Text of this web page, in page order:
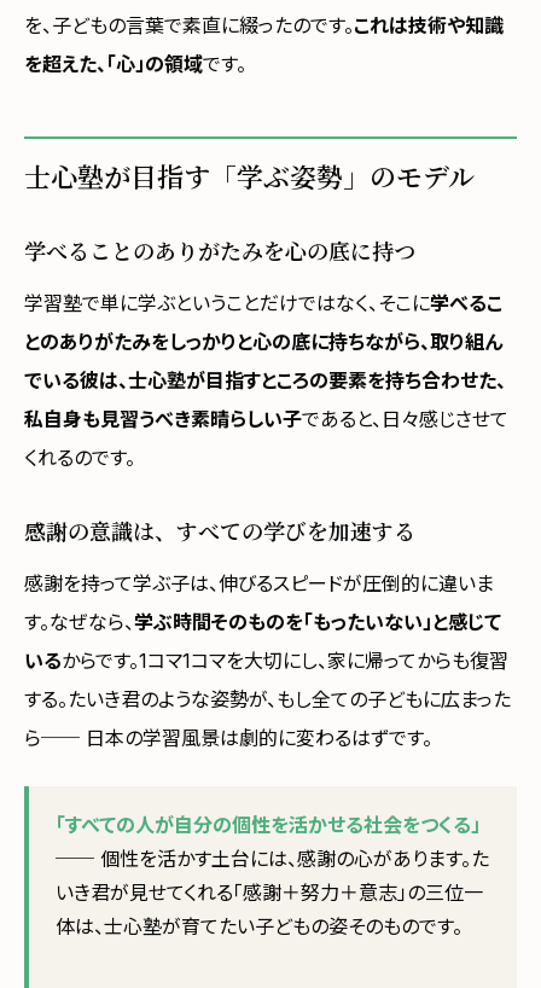
を、子どもの言葉で素直に綴ったのです。これは技術や知識
を超えた、「心」の領域です。
士心塾が目指す「学ぶ姿勢」のモデル
学べることのありがたみを心の底に持つ
学習塾で単に学ぶということだけではなく、そこに学べるこ
とのありがたみをしっかりと心の底に持ちながら、取り組ん
でいる彼は、士心塾が目指すところの要素を持ち合わせた、
私自身も見習うべき素晴らしい子であると、日々感じさせて
くれるのです。
感謝の意識は、すべての学びを加速する
感謝を持って学ぶ子は、伸びるスピードが圧倒的に違いま
す。なぜなら、学ぶ時間そのものを「もったいない」と感じて
いるからです。1コマ1コマを大切にし、家に帰ってからも復習
する。たいき君のような姿勢が、もし全ての子どもに広まった
ら── 日本の学習風景は劇的に変わるはずです。
「すべての人が自分の個性を活かせる社会をつくる」
── 個性を活かす土台には、感謝の心があります。た
いき君が見せてくれる「感謝＋努力＋意志」の三位一
体は、士心塾が育てたい子どもの姿そのものです。